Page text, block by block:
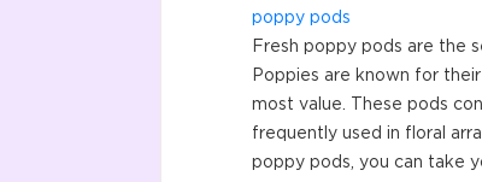
poppy pods
Fresh poppy pods are the
Poppies are known for
most value. These pods
frequently used in floral
poppy pods, you can take